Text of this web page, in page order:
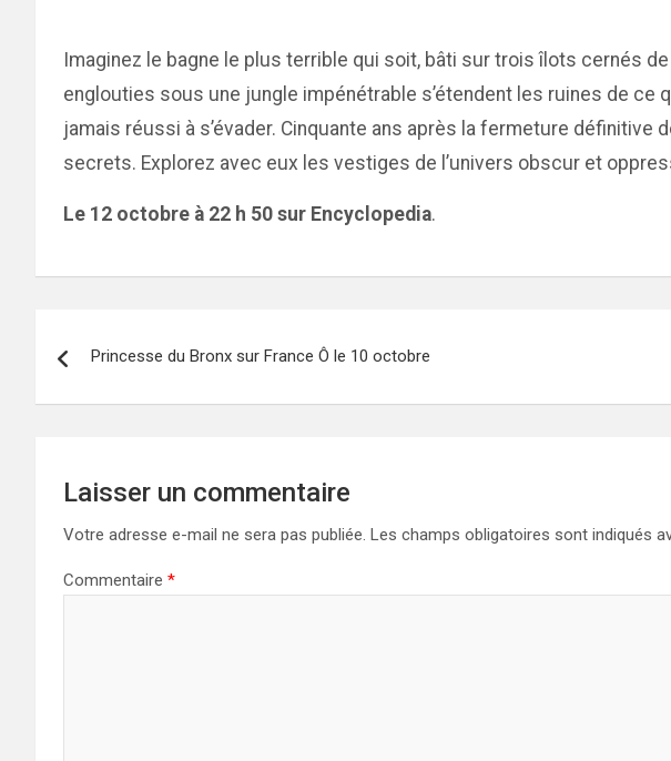
Imaginez le bagne le plus terrible qui soit, bâti sur trois îlots cernés
englouties sous une jungle impénétrable s’étendent les ruines de ce
jamais réussi à s’évader. Cinquante ans après la fermeture
secrets. Explorez avec eux les vestiges de l’univers obscur et
Le 12 octobre à 22 h 50 sur Encyclopedia.
de
Princesse du Bronx sur France Ô le 10 octobre
Laisser un commentaire
Votre adresse e-mail ne sera pas publiée. Les champs obligatoires sont indiqués
Commentaire *